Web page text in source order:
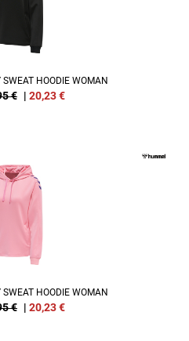
SWEAT HOODIE WOMAN
€ | 20,23€
SWEAT HOODIE WOMAN
€ | 20,23€